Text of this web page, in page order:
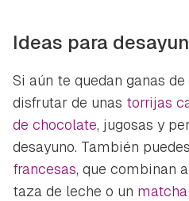
Ideas para
Si aún te quedan ganas
disfrutar de unas torrijas
de chocolate, jugosas y
desayuno. También
francesas, que combinan
taza de leche o un